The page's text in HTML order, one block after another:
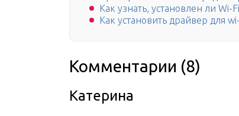
Как узнать, установлен ли Wi-
Как установить драйвер для
Комментарии (8)
Катерина